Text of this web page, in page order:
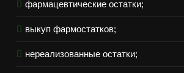
фармацевтические остатки;
выкуп фармостатков;
нереализованные остатки;